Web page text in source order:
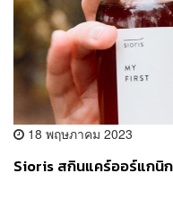
18 พฤษภาคม 2023
Sioris สกินแคร์ออร์แกนิ